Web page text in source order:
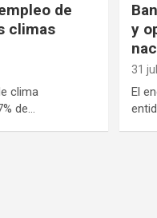
de
climas
clima
de…
y
31
El